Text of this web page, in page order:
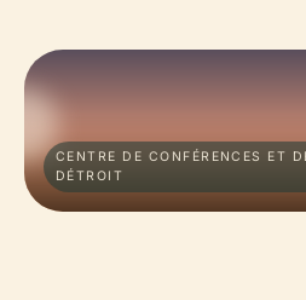
CENTRE DE CONFÉRENCES ET
DÉTROIT